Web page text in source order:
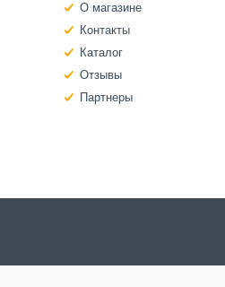
О магазине
Контакты
Каталог
Отзывы
Партнеры